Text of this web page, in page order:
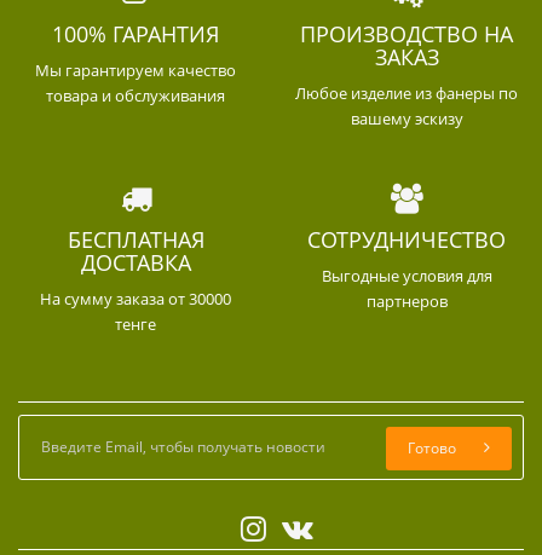
100% ГАРАНТИЯ
Мы гарантируем качество
товара и обслуживания
ПРОИЗВОДСТВО НА
ЗАКАЗ
Любое изделие из фанеры по
вашему эскизу
БЕСПЛАТНАЯ
ДОСТАВКА
На сумму заказа от 30000
тенге
СОТРУДНИЧЕСТВО
Выгодные условия для
партнеров
Готово